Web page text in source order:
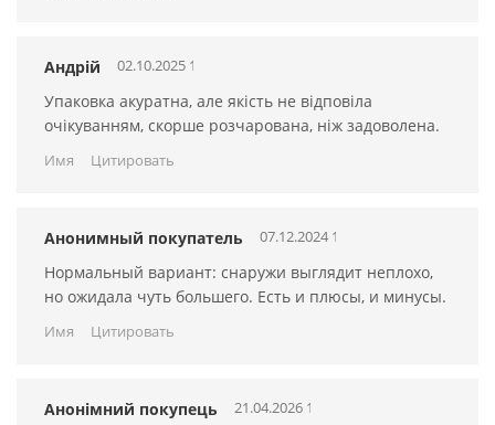
Андрій 02.10.2025 16:05:14
Упаковка акуратна, але якість не відповіла
очікуванням, скорше розчарована, ніж задоволена.
Имя Цитировать
Анонимный покупатель 07.12.2024 15:04:36
Нормальный вариант: снаружи выглядит неплохо,
но ожидала чуть большего. Есть и плюсы, и минусы.
Имя Цитировать
Анонімний покупець 21.04.2026 16:04:35